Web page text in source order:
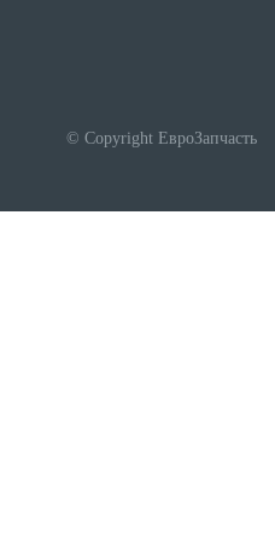
© Copyright ЕвроЗапчасть